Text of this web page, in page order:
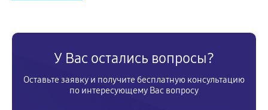
У Вас остались вопросы?
Оставьте заявку и получите бесплатную консультацию
по интересующему Вас вопросу